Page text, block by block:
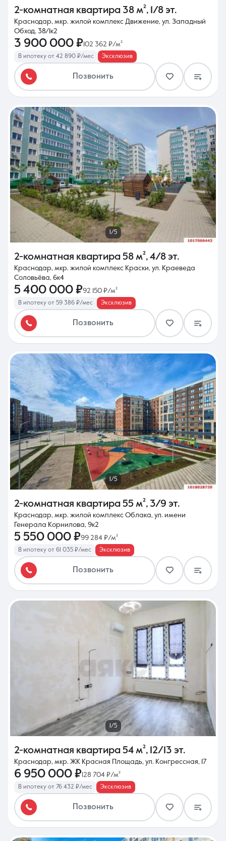
2-комнатная квартира 38 м², 1/8 эт.
Краснодар, мкр. жилой комплекс Движение, ул. Западный
Обход, 38/1к2
3 900 000 ₽ 102 362 ₽/м²
В ипотеку от 42 890 ₽/мес Эксклюзив
Позвонить
1/5
2-комнатная квартира 58 м², 4/8 эт.
Краснодар, мкр. жилой комплекс Краски, ул. Краеведа
Соловьёва, 6к4
5 400 000 ₽92 150 ₽/м²
В ипотеку от 59 386 ₽/мес Эксклюзив
Позвонить
1/5
2-комнатная квартира 55 м², 3/9 эт.
Краснодар, мкр. жилой комплекс Облака, ул. имени
Генерала Корнилова, 9к2
5 550 000 ₽99 284 ₽/м²
В ипотеку от 61 035 ₽/мес Эксклюзив
Позвонить
1/5
2-комнатная квартира 54 м², 12/13 эт.
Краснодар, мкр. ЖК Красная Площадь, ул. Конгрессная, 17
6 950 000 ₽ 128 704 ₽/м²
В ипотеку от 76 432 ₽/мес Эксклюзив
Позвонить